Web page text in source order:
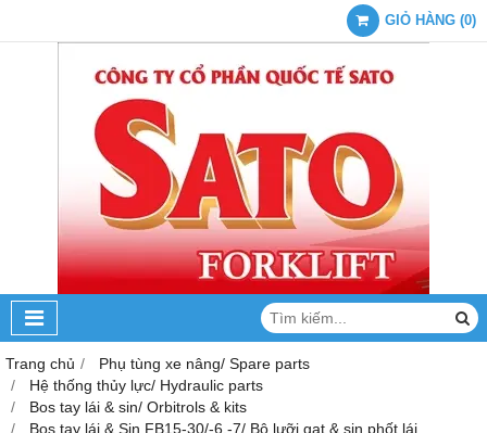
GIỎ HÀNG (0)
Trang chủ
Phụ tùng xe nâng/ Spare parts
Hệ thống thủy lực/ Hydraulic parts
Bos tay lái & sin/ Orbitrols & kits
Bos tay lái & Sin FB15-30/-6,-7/ Bộ lưỡi gạt & sin phốt lái